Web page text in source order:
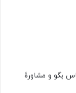
بگو و مشاورۀ